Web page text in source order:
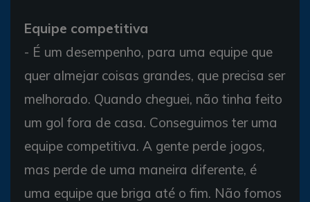
Equipe competitiva
- É um desempenho, para uma equipe que
quer almejar coisas grandes, que precisa ser
melhorado. Quando cheguei, não tinha feito
um gol fora de casa. Conseguimos ter uma
equipe competitiva. A gente perde jogos,
mas perde de uma maneira diferente, é
uma equipe que briga até o fim. Não fomos